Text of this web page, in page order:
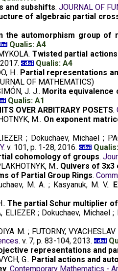
and subshifts. JOURNAL OF
of algebraic partial
the automorphism group of
Qualis: A4
Twisted partial
Qualis: A4
H.. Partial representations
OF MATHEMATICS)
J. J.. Morita equivalence
Qualis: A1
OVER ARBITRARY POSETS.
M.. On exponent
; Dokuchaev, Michael ;
. v. 101, p. 1-28, 2016.
cohomology of groups.
M.. Quivers of 3x3
of Partial Group Rings.
M. A. ; Kasyanuk, M. V..
The partial Schur multiplier
ELIEZER ; Dokuchaev, Michael ;
M. ; FUTORNY,
. v. 7, p. 83-104, 2013.
representations and
G.. Partial actions and
. Contemporary Mathematics -